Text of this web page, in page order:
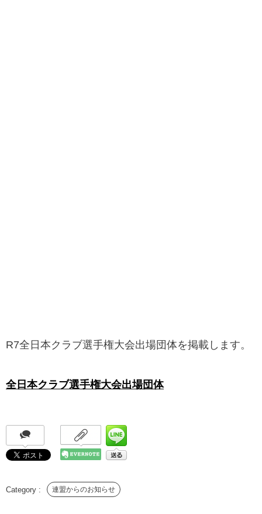
R7全日本クラブ選手権大会出場団体を掲載します。
全日本クラブ選手権大会出場団体
連盟からのお知らせ